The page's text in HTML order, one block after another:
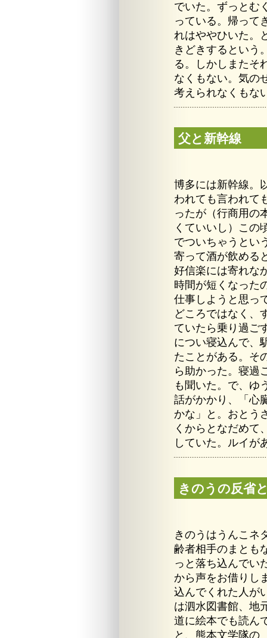
でいた。ずっとむ
っている。帰って
れはややひいた。
きどきするという
る。しかしまたそ
なくもない。気の
考えられなくもな
父と新幹線
博多には新幹線。
われても言われて
ったが（行商用の
くていいし）この
でついちゃうとい
寄って酒が飲める
好信楽には寄れな
時間が短くなった
仕事しようと思っ
どころではなく、
ていたら乗り過ご
につい寝込んで、
たことがある。そ
ら助かった。寝過
も聞いた。で、ゆ
話がかかり、「心
かな」と。おとう
くからとなだめて
していた。ルイが
きのうの反省
きのうはうんこネ
齢者相手のまとも
っと落ち込んでい
から声をお借りし
込んでくれた人が
は泗水図書館、地
道に絵本でも読ん
と、熊本文学隊の